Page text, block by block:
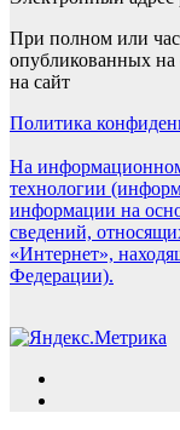
При полном или
опубликованных на
на сайт
Политика
На
технологии
информации на
сведений,
«Интернет»,
Федерации).